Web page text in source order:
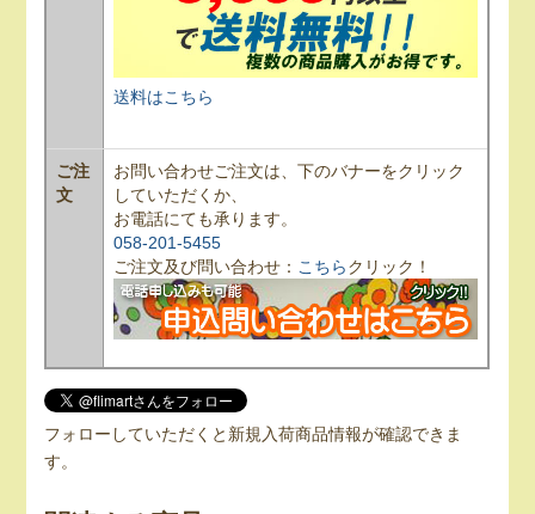
送料はこちら
ご注
文
お問い合わせご注文は、下のバナーをクリック
していただくか、
お電話にても承ります。
058-201-5455
ご注文及び問い合わせ： こちらクリック！
フォローしていただくと新規入荷商品情報が確認できま
す。